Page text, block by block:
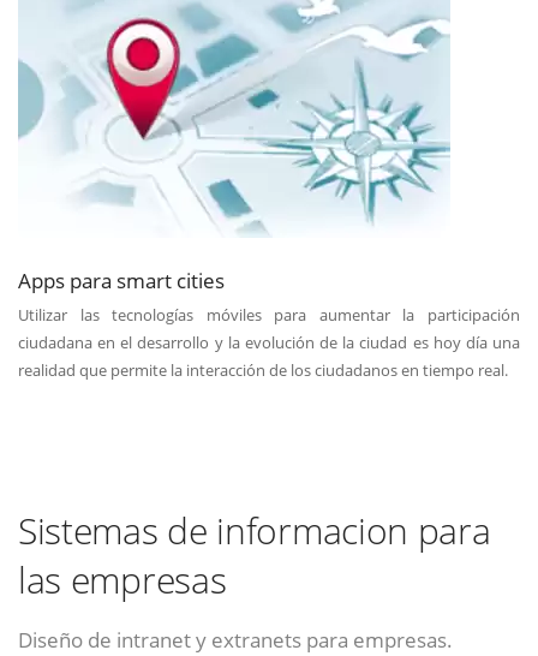
Apps para smart cities
Utilizar las tecnologías móviles para aumentar la participación
ciudadana en el desarrollo y la evolución de la ciudad es hoy día una
realidad que permite la interacción de los ciudadanos en tiempo real.
Sistemas de informacion para
las empresas
Diseño de intranet y extranets para empresas.